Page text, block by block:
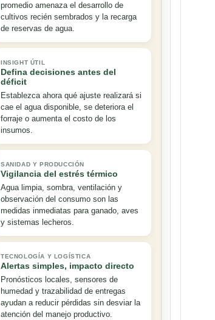
promedio amenaza el desarrollo de
cultivos recién sembrados y la recarga
de reservas de agua.
INSIGHT ÚTIL
Defina decisiones antes del
déficit
Establezca ahora qué ajuste realizará si
cae el agua disponible, se deteriora el
forraje o aumenta el costo de los
insumos.
SANIDAD Y PRODUCCIÓN
Vigilancia del estrés térmico
Agua limpia, sombra, ventilación y
observación del consumo son las
medidas inmediatas para ganado, aves
y sistemas lecheros.
TECNOLOGÍA Y LOGÍSTICA
Alertas simples, impacto directo
Pronósticos locales, sensores de
humedad y trazabilidad de entregas
ayudan a reducir pérdidas sin desviar la
atención del manejo productivo.